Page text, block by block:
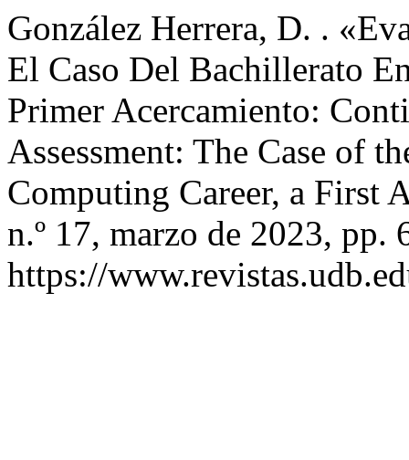
González Herrera, D. .
El Caso Del Bachillerato
Primer Acercamiento:
Assessment: The Case of
Computing Career, a First
n.º 17, marzo de 2023, pp.
https://